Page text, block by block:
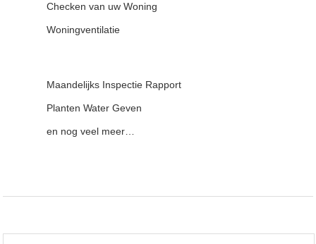
Checken van uw Woning
Woningventilatie
Maandelijks Inspectie Rapport
Planten Water Geven
en nog veel meer…